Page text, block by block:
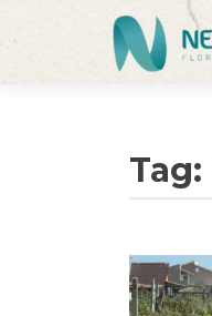
Tag: